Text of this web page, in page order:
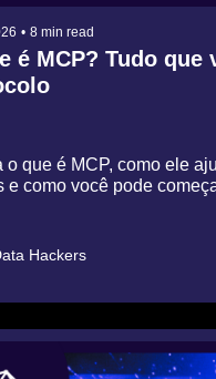
• 8 min read
é MCP? Tudo
o que é MCP, como ele
e como você pode
Hackers